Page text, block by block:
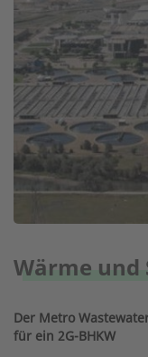
Wärme und
Der Metro
für ein 2G-BHKW